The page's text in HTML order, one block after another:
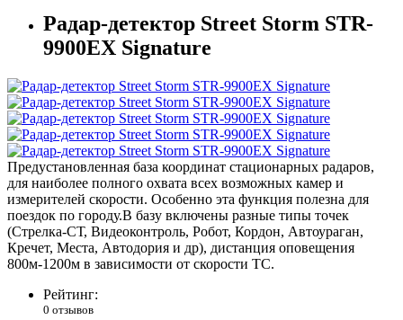
Радар-детектор Street Storm STR-
9900EX Signature
Предустановленная база координат стационарных радаров,
для наиболее полного охвата всех возможных камер и
измерителей скорости. Особенно эта функция полезна для
поездок по городу.В базу включены разные типы точек
(Стрелка-СТ, Видеоконтроль, Робот, Кордон, Автоураган,
Кречет, Места, Автодория и др), дистанция оповещения
800м-1200м в зависимости от скорости ТС.
Рейтинг:
0 отзывов